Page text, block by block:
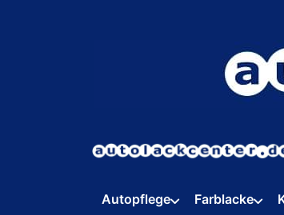
Autopflege Farblacke